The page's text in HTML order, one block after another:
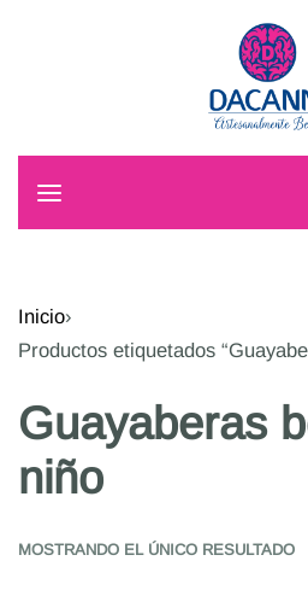
Inicio›
Productos etiquetados
Guayaberas
niño
MOSTRANDO EL ÚNICO RESULTADO